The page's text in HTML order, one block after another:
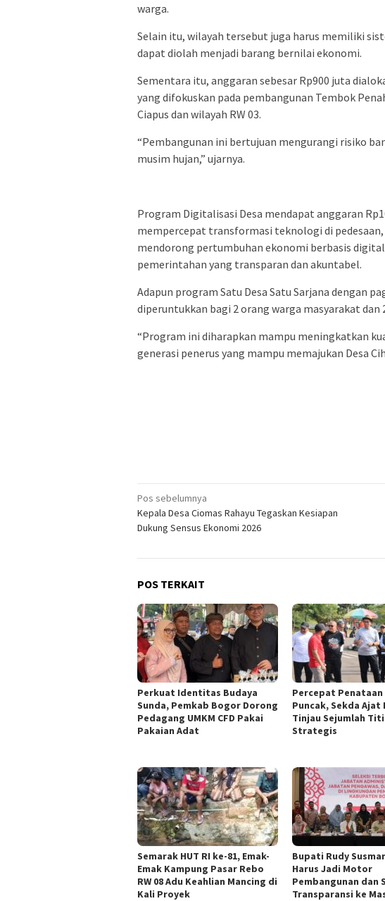
warga.
Selain itu, wilayah tersebut juga harus memiliki
dapat diolah menjadi barang bernilai ekonomi.
‎‎Sementara itu, anggaran sebesar Rp900 juta
yang difokuskan pada pembangunan Tembok
Ciapus dan wilayah RW 03.
“Pembangunan ini bertujuan mengurangi risiko
musim hujan,” ujarnya.
‎Program Digitalisasi Desa mendapat anggaran
mempercepat transformasi teknologi di
mendorong pertumbuhan ekonomi berbasis
pemerintahan yang transparan dan akuntabel.
‎‎Adapun program Satu Desa Satu Sarjana dengan
diperuntukkan bagi 2 orang warga masyarakat dan
“Program ini diharapkan mampu meningkatkan
generasi penerus yang mampu memajukan Desa
Navigasi
pos
Pos sebelumnya
Kepala Desa Ciomas Rahayu Tegaskan Kesiapan
Dukung Sensus Ekonomi 2026 ‎
POS TERKAIT
Perkuat Identitas Budaya
Sunda, Pemkab Bogor Dorong
Pedagang UMKM CFD Pakai
Pakaian Adat ‎
‎Percepat Penataan
Puncak, Sekda Ajat
Tinjau Sejumlah
Strategis ‎
Semarak HUT RI ke-81, Emak-
Emak Kampung Pasar Rebo
RW 08 Adu Keahlian Mancing di
Kali Proyek ‎
Bupati Rudy
Harus Jadi Motor
Pembangunan dan
Transparansi ke